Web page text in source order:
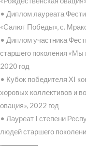
• Диплом лауреата
«Салют Победы», с.
• Диплом участника
старшего поколения «Мы
2020 год
• Кубок победителя XI
хоровых коллективов и
овация», 2022 год
• Лауреат I степени
людей старшего